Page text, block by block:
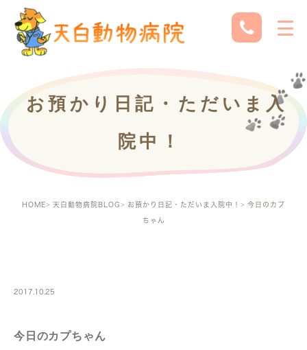
お預かり日記・ただいま入
院中！
HOME 天白動物病院BLOG お預かり日記・ただいま入院中！ 今日のカプ
ちゃん
2017.10.25
今日のカプちゃん